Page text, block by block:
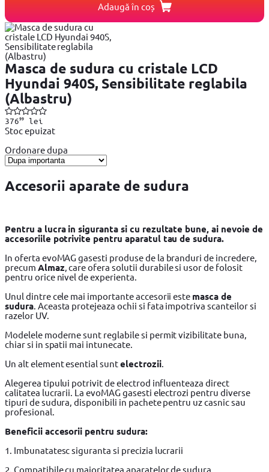
Adaugă în coș
Masca de sudura cu cristale LCD
Hyundai 940S, Sensibilitate reglabila
(Albastru)
37699lei
Stoc epuizat
Ordonare dupa
Accesorii aparate de sudura
Pentru a lucra in siguranta si cu rezultate bune, ai nevoie de
accesoriile potrivite pentru aparatul tau de sudura.
In oferta evoMAG gasesti produse de la branduri de incredere,
precum Almaz, care ofera solutii durabile si usor de folosit
pentru orice nivel de experienta.
Unul dintre cele mai importante accesorii este masca de
sudura. Aceasta protejeaza ochii si fata impotriva scanteilor si
razelor UV.
Modelele moderne sunt reglabile si permit vizibilitate buna,
chiar si in spatii mai intunecate.
Un alt element esential suntelectrozii.
Alegerea tipului potrivit de electrod influenteaza direct
calitatea lucrarii. La evoMAG gasesti electrozi pentru diverse
tipuri de sudura, disponibili in pachete pentru uz casnic sau
profesional.
Beneficii accesorii pentru sudura:
1. Imbunatatesc siguranta si precizia lucrarii
2. Compatibile cu majoritatea aparatelor de sudura